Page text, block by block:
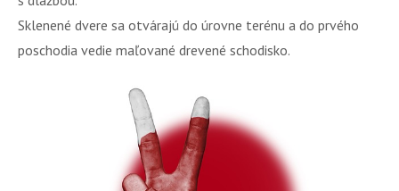
Sklenené dvere sa otvárajú do úrovne terénu a do prvého
poschodia vedie maľované drevené schodisko.